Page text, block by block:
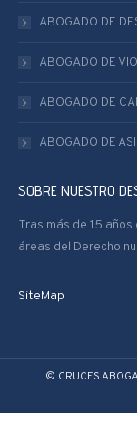
ABOGADO DE
ABOGADO DE
ABOGADO DE
ABOGADO DE
SOBRE NUESTRO
Tras más de 15
áreas del Derecho
SiteMap
© CRUCES